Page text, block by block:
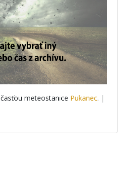
meteostanice Pukanec. |